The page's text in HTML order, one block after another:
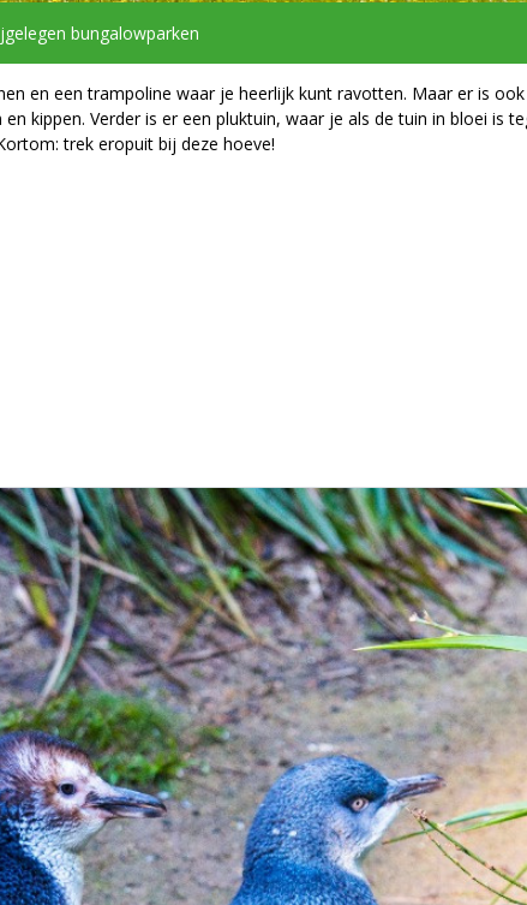
bungalowparken
en een trampoline waar je heerlijk kunt ravotten. Maar er is
kippen. Verder is er een pluktuin, waar je als de tuin in bloei is
trek eropuit bij deze hoeve!